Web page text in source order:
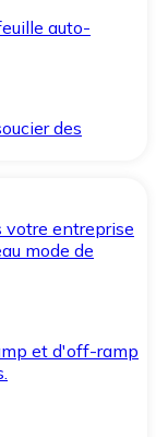
auto-
des
entreprise
mode de
et d'off-ramp